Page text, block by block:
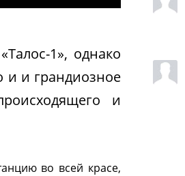
1», однако
и и грандиозное
и
во всей красе,